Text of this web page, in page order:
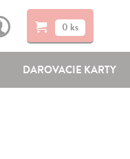
0 ks
DAROVACIE KARTY